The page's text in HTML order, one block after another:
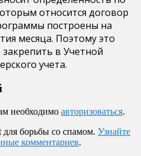
относится договор
построены на
месяца. Поэтому это
в Учетной
учета.
необходимо авторизоваться.
для борьбы со спамом. Узнайте
комментариев.